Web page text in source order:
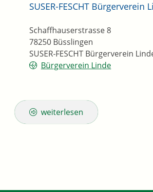
SUSER-FESCHT Bürgerverein
SUSER-FESCHT Bürgerverein
Schaffhauserstrasse 8
78250 Büsslingen
Bürgerverein Linde
weiterlesen